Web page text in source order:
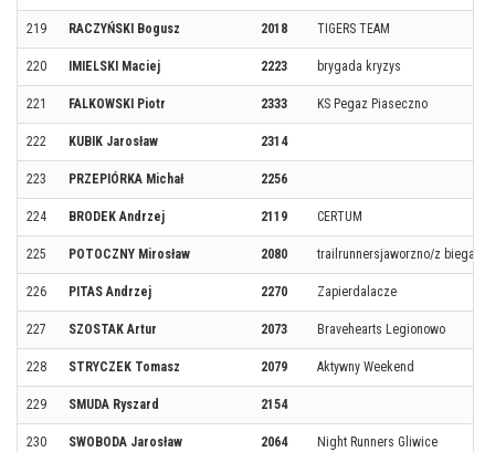
219 RACZYŃSKI Bogusz 2018 TIGERS TEAM
220 IMIELSKI Maciej 2223 brygada kryzys
221 FALKOWSKI Piotr 2333 KS Pegaz Piaseczno
222 KUBIK Jarosław 2314
223 PRZEPIÓRKA Michał 2256
224 BRODEK Andrzej 2119 CERTUM
225 POTOCZNY Mirosław 2080 trailrunnersjaworzno/z
226 PITAS Andrzej 2270 Zapierdalacze
227 SZOSTAK Artur 2073 Bravehearts Legionowo
228 STRYCZEK Tomasz 2079 Aktywny Weekend
229 SMUDA Ryszard 2154
230 SWOBODA Jarosław 2064 Night Runners Gliwice